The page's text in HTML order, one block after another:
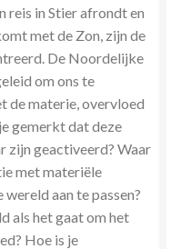
reis in Stier afrondt en
met de Zon, zijn de
De Noordelijke
om ons te
de materie, overvloed
gemerkt dat deze
zijn geactiveerd? Waar
met materiële
aan te passen?
als het gaat om het
Hoe is je